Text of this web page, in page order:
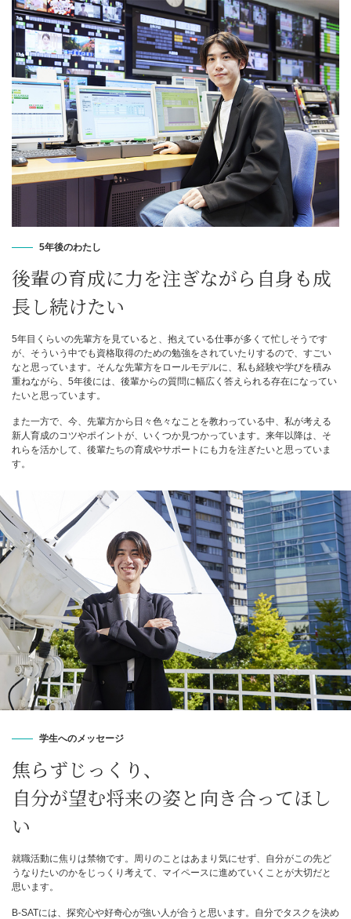
5年後のわたし
後輩の育成に力を注ぎながら自身も成
長し続けたい
5年目くらいの先輩方を見ていると、抱えている仕事が多くて忙しそうです
が、そういう中でも資格取得のための勉強をされていたりするので、すごい
なと思っています。そんな先輩方をロールモデルに、私も経験や学びを積み
重ねながら、5年後には、後輩からの質問に幅広く答えられる存在になってい
たいと思っています。
また一方で、今、先輩方から日々色々なことを教わっている中、私が考える
新人育成のコツやポイントが、いくつか見つかっています。来年以降は、そ
れらを活かして、後輩たちの育成やサポートにも力を注ぎたいと思っていま
す。
学生へのメッセージ
焦らずじっくり、
自分が望む将来の姿と向き合ってほし
い
就職活動に焦りは禁物です。周りのことはあまり気にせず、自分がこの先ど
うなりたいのかをじっくり考えて、マイペースに進めていくことが大切だと
思います。
B-SATには、探究心や好奇心が強い人が合うと思います。自分でタスクを決め